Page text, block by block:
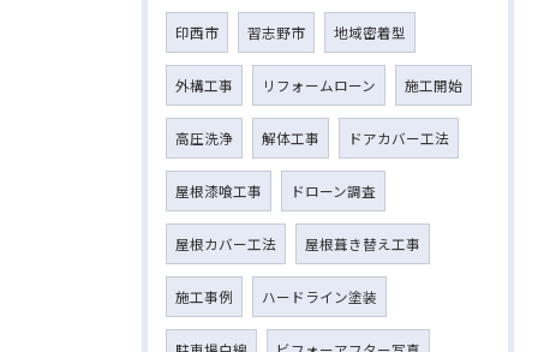
印西市 習志野市 地域密着型
外構工事 リフォームローン 施工開始
高圧洗浄 解体工事 ドアカバー工法
屋根漆喰工事 ドローン調査
屋根カバー工法 屋根葺き替え工事
施工事例 ハードライン塗装